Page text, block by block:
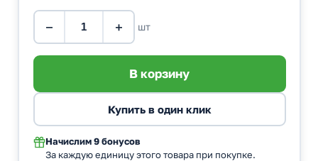
− + шт
Начислим 9 бонусов
За каждую единицу этого товара при покупке.